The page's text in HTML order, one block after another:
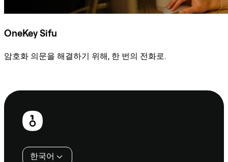
OneKey Sifu
암호화 의문을 해결하기 위해, 한 번의 전화로.
보
한국어